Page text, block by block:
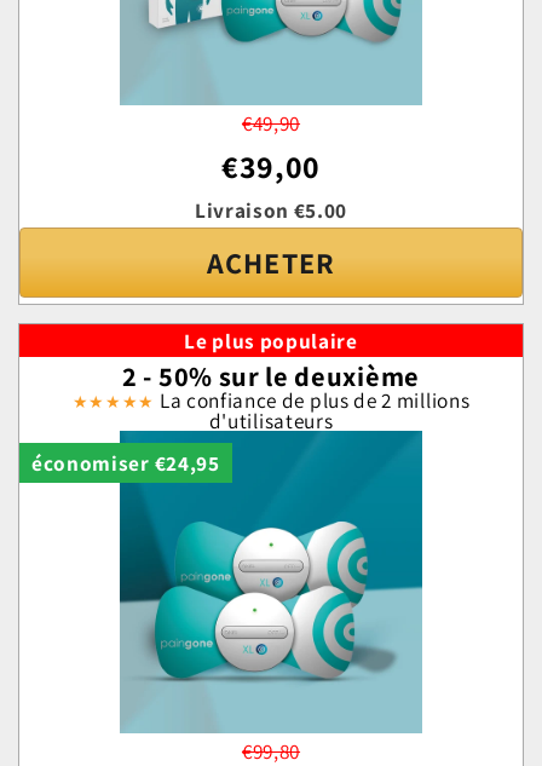
€49,90
€39,00
Livraison €5.00
ACHETER
Le plus populaire
2 - 50% sur le deuxième
★★★★★ La confiance de plus de 2 millions
d'utilisateurs
économiser €24,95
€99,80